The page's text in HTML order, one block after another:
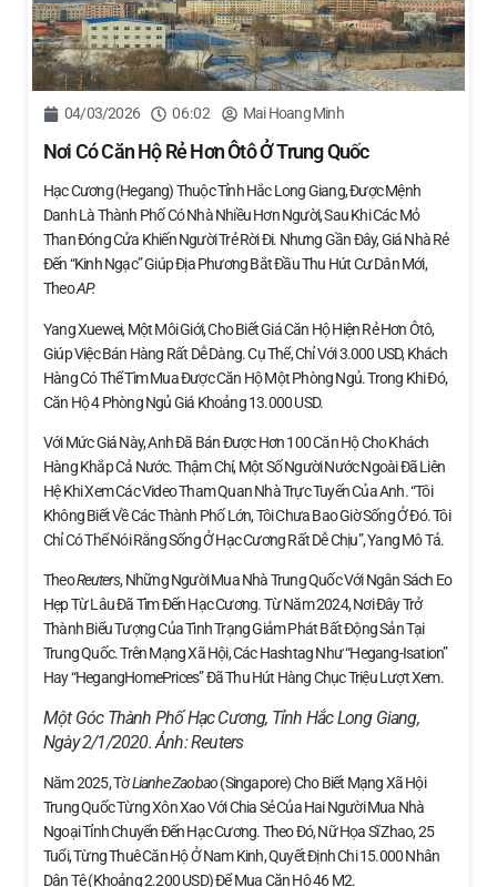
04/03/2026 06:02 Mai Hoang Minh
Nơi Có Căn Hộ Rẻ Hơn Ôtô Ở Trung Quốc
Hạc Cương (Hegang) Thuộc Tỉnh Hắc Long Giang, Được Mệnh
Danh Là Thành Phố Có Nhà Nhiều Hơn Người, Sau Khi Các Mỏ
Than Đóng Cửa Khiến Người Trẻ Rời Đi. Nhưng Gần Đây, Giá Nhà Rẻ
Đến “kinh Ngạc” Giúp Địa Phương Bắt Đầu Thu Hút Cư Dân Mới,
TheoAP.
Yang Xuewei, Một Môi Giới, Cho Biết Giá Căn Hộ Hiện Rẻ Hơn Ôtô,
Giúp Việc Bán Hàng Rất Dễ Dàng. Cụ Thể, Chỉ Với 3.000 USD, Khách
Hàng Có Thể Tìm Mua Được Căn Hộ Một Phòng Ngủ. Trong Khi Đó,
Căn Hộ 4 Phòng Ngủ Giá Khoảng 13.000 USD.
Với Mức Giá Này, Anh Đã Bán Được Hơn 100 Căn Hộ Cho Khách
Hàng Khắp Cả Nước. Thậm Chí, Một Số Người Nước Ngoài Đã Liên
Hệ Khi Xem Các Video Tham Quan Nhà Trực Tuyến Của Anh. “Tôi
Không Biết Về Các Thành Phố Lớn, Tôi Chưa Bao Giờ Sống Ở Đó. Tôi
Chỉ Có Thể Nói Rằng Sống Ở Hạc Cương Rất Dễ Chịu”, Yang Mô Tả.
TheoReuters, Những Người Mua Nhà Trung Quốc Với Ngân Sách Eo
Hẹp Từ Lâu Đã Tìm Đến Hạc Cương. Từ Năm 2024, Nơi Đây Trở
Thành Biểu Tượng Của Tình Trạng Giảm Phát Bất Động Sản Tại
Trung Quốc. Trên Mạng Xã Hội, Các Hashtag Như “Hegang-Isation”
Hay “HegangHomePrices” Đã Thu Hút Hàng Chục Triệu Lượt Xem.
Một Góc Thành Phố Hạc Cương, Tỉnh Hắc Long Giang,
Ngày 2/1/2020. Ảnh:Reuters
Năm 2025, TờLianhe Zaobao(Singapore) Cho Biết Mạng Xã Hội
Trung Quốc Từng Xôn Xao Với Chia Sẻ Của Hai Người Mua Nhà
Ngoại Tỉnh Chuyển Đến Hạc Cương. Theo Đó, Nữ Họa Sĩ Zhao, 25
Tuổi, Từng Thuê Căn Hộ Ở Nam Kinh, Quyết Định Chi 15.000 Nhân
Dân Tệ (khoảng 2.200 USD) Để Mua Căn Hộ 46 M2.